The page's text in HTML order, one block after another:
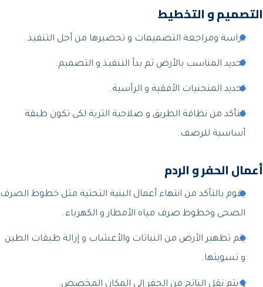
التصميم و التخطيط
دراسة ومراجعة التصميمات و تحضيرها من أجل التنفيذ.
تحديد المناسب بالأرض ثم بدأ التنفيذ و التصميم.
تحديد المنحنيات الأفقية و الرأسية.
التأكد من نظافة الطريق و صلاحية التربة لكى تكون طبقة
أساسية للرصف.
أعمال الحفر و الردم
يقوم بالتأكد من انتهاء أعمال البنية التحتية مثل خطوط الصرف
الصحى وخطوط صرف مياه الأمطار و الكهرباء.
يتم تطهير الأرض من النباتات والأعشاب و إزالة طبقات الطين
و تسويتها.
و يتم نقل الناتج من الحفر إلى المكان المخصص.